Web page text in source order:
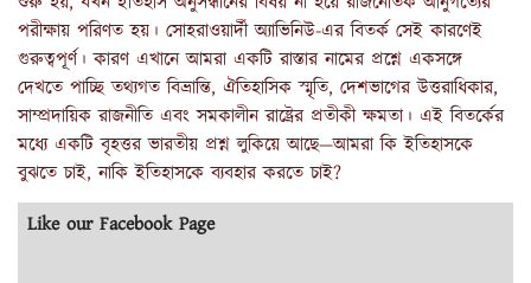
পরীক্ষায় পরিণত হয়। সোহরাওয়ার্দী অ্যাভিনিউ-এর বিতর্ক সেই কারণেই
গুরুত্বপূর্ণ। কারণ এখানে আমরা একটি রাস্তার নামের প্রশ্নে একসঙ্গে
দেখতে পাচ্ছি তথ্যগত বিভ্রান্তি, ঐতিহাসিক স্মৃতি, দেশভাগের উত্তরাধিকার,
সাম্প্রদায়িক রাজনীতি এবং সমকালীন রাষ্ট্রের প্রতীকী ক্ষমতা। এই বিতর্কের
মধ্যে একটি বৃহত্তর ভারতীয় প্রশ্ন লুকিয়ে আছে—আমরা কি ইতিহাসকে
বুঝতে চাই, নাকি ইতিহাসকে ব্যবহার করতে চাই?
Like our Facebook Page